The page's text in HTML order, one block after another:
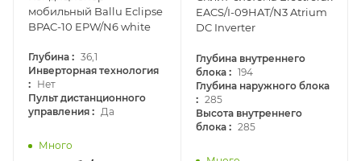
мобильный Ballu Eclipse
BPAC-10 EPW/N6 white
Глубина : 36,1
Инверторная технология
: Нет
Пульт дистанционного
управления : Да
Много
EACS/I-09HAT/N3 Atrium
DC Inverter
Глубина внутреннего
блока : 194
Глубина наружного блока
: 285
Высота внутреннего
блока : 285